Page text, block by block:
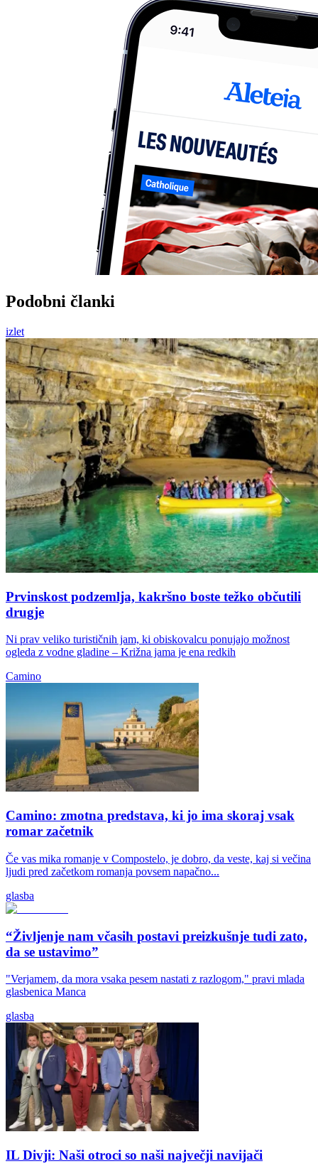
Podobni članki
izlet
Prvinskost podzemlja, kakršno boste težko občutili
drugje
Ni prav veliko turističnih jam, ki obiskovalcu ponujajo možnost
ogleda z vodne gladine – Križna jama je ena redkih
Camino
Camino: zmotna predstava, ki jo ima skoraj vsak
romar začetnik
Če vas mika romanje v Compostelo, je dobro, da veste, kaj si večina
ljudi pred začetkom romanja povsem napačno...
glasba
“Življenje nam včasih postavi preizkušnje tudi zato,
da se ustavimo”
"Verjamem, da mora vsaka pesem nastati z razlogom," pravi mlada
glasbenica Manca
glasba
IL Divji: Naši otroci so naši največji navijači